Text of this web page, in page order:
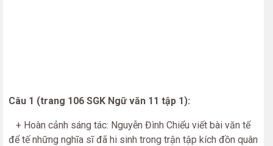
Câu 1 (trang 106 SGK Ngữ văn 11 tập 1):
+ Hoàn cảnh sáng tác: Nguyễn Đình Chiểu viết bài văn tế
để tế những nghĩa sĩ đã hi sinh trong trận tập kích đồn quân